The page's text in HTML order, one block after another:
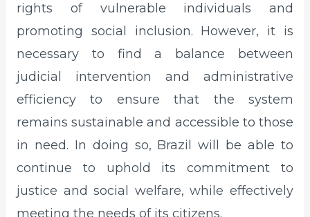
rights of vulnerable individuals and
promoting social inclusion. However, it is
necessary to find a balance between
judicial intervention and administrative
efficiency to ensure that the system
remains sustainable and accessible to those
in need. In doing so, Brazil will be able to
continue to uphold its commitment to
justice and social welfare, while effectively
meeting the needs of its citizens.